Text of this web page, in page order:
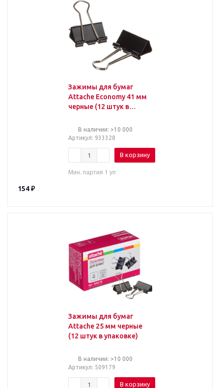
Зажимы для бумаг
Attache Economy 41 мм
черные (12 штук в
В наличии: >10 000
Артикул: 933328
В корзину
Мин. партия 1 уп
154₽
Зажимы для бумаг
Attache 25 мм черные
(12 штук в упаковке)
В наличии: >10 000
Артикул: 509179
В корзину